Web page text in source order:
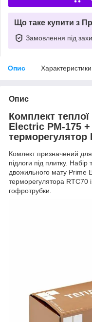
Що таке купити з
Замовлення під
Опис Характеристики
Опис
Комплект
Electric PM-175
терморегулятор
Комлект призначений
підлоги під плитку. Набір
двожильного мату Prime
терморегулятора RTC70
гофротрубки.